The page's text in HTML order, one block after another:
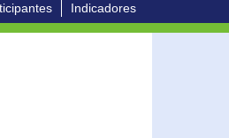
Indicadores